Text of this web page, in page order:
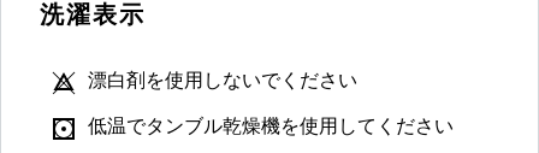
洗濯表示
漂白剤を使用しないでください
低温でタンブル乾燥機を使用してください